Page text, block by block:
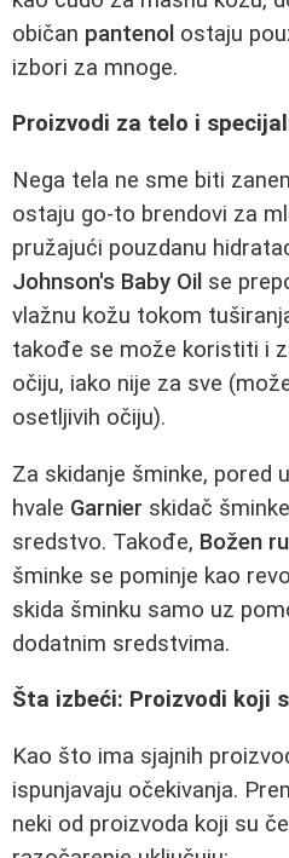
običan pantenol ostaju
izbori za mnoge.
Proizvodi za telo i
Nega tela ne sme biti
ostaju go-to brendovi za
pružajući pouzdanu
Johnson's Baby Oil se
vlažnu kožu tokom
takođe se može koristiti i
očiju, iako nije za sve
osetljivih očiju).
Za skidanje šminke, pored
hvale Garnier skidač
sredstvo. Takođe, Božen
šminke se pominje kao
skida šminku samo uz
dodatnim sredstvima.
Šta izbeći: Proizvodi koji
Kao što ima sjajnih
ispunjavaju očekivanja.
neki od proizvoda koji su